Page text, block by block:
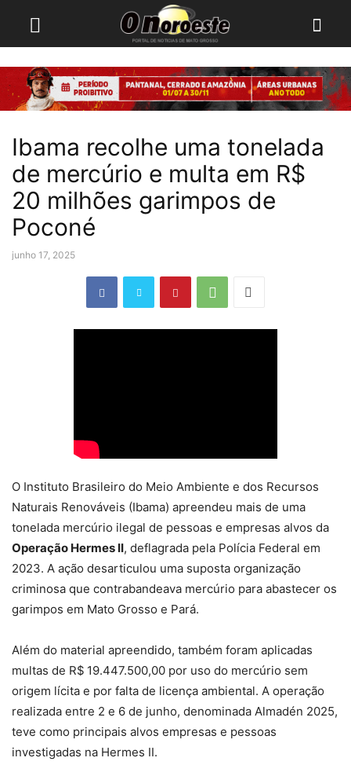
Ibama recolhe uma tonelada
de mercúrio e multa em R$
20 milhões garimpos de
Poconé
junho 17, 2025
O Instituto Brasileiro do Meio Ambiente e dos Recursos
Naturais Renováveis (Ibama) apreendeu mais de uma
tonelada mercúrio ilegal de pessoas e empresas alvos da
Operação Hermes II, deflagrada pela Polícia Federal em
2023. A ação desarticulou uma suposta organização
criminosa que contrabandeava mercúrio para abastecer os
garimpos em Mato Grosso e Pará.
Além do material apreendido, também foram aplicadas
multas de R$ 19.447.500,00 por uso do mercúrio sem
origem lícita e por falta de licença ambiental. A operação
realizada entre 2 e 6 de junho, denominada Almadén 2025,
teve como principais alvos empresas e pessoas
investigadas na Hermes II.